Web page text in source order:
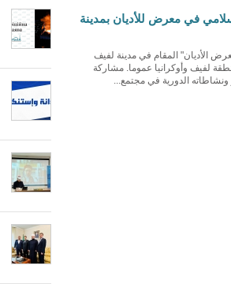
في معرض للأديان بمدينة
الأديان" المقام في مدينة لفيف
لفيف وأوكرانيا عموما. مشاركة
الدورية في مجتمع...